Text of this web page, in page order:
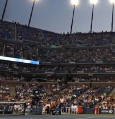
Untermenü
Untermenü
Untermenü
Untermenü